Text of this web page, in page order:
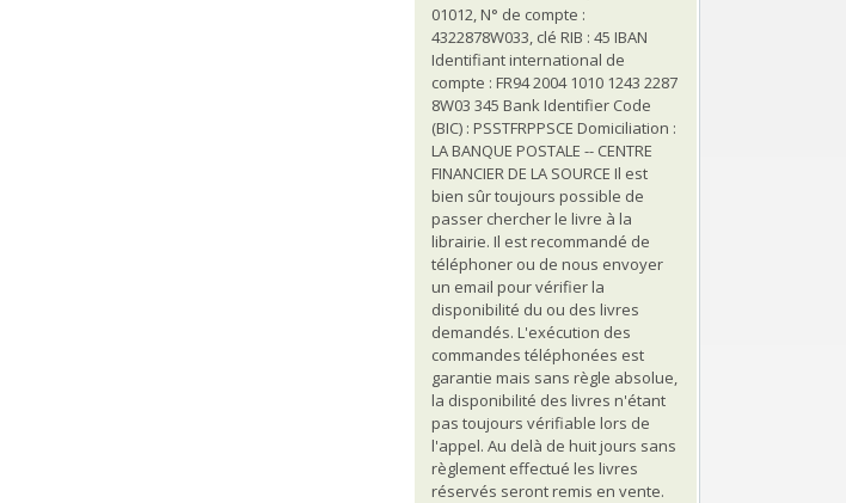
01012, N° de compte :
4322878W033, clé RIB : 45 IBAN
Identifiant international de
compte : FR94 2004 1010 1243 2287
8W03 345 Bank Identifier Code
(BIC) : PSSTFRPPSCE Domiciliation :
LA BANQUE POSTALE -- CENTRE
FINANCIER DE LA SOURCE Il est
bien sûr toujours possible de
passer chercher le livre à la
librairie. Il est recommandé de
téléphoner ou de nous envoyer
un email pour vérifier la
disponibilité du ou des livres
demandés. L'exécution des
commandes téléphonées est
garantie mais sans règle absolue,
la disponibilité des livres n'étant
pas toujours vérifiable lors de
l'appel. Au delà de huit jours sans
règlement effectué les livres
réservés seront remis en vente.